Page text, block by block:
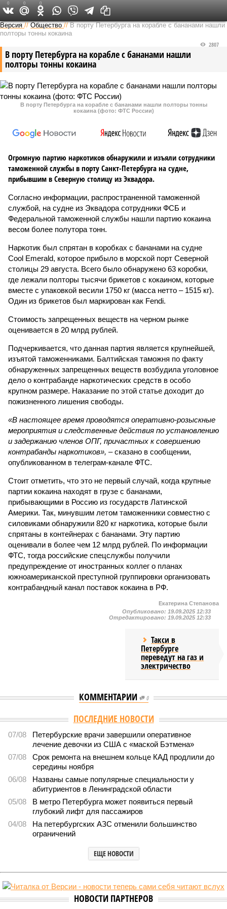
Версия на Неве
Версия //Общество //В порту Петербурга на корабле с бананами нашли
полторы тонны кокаина
В порту Петербурга на корабле с бананами нашли
полторы тонны кокаина
2807
В порту Петербурга на корабле с бананами нашли полторы тонны
кокаина (фото: ФТС России)
Огромную партию наркотиков обнаружили и изъяли сотрудники
таможенной службы в порту Санкт-Петербурга на судне,
прибывшим в Северную столицу из Эквадора.
Согласно информации, распространенной таможенной
службой, на судне из Эквадора сотрудники ФСБ и
Федеральной таможенной службы нашли партию кокаина
весом более полутора тонн.
Наркотик был спрятан в коробках с бананами на судне
Cool Emerald, которое прибыло в морской порт Северной
столицы 29 августа. Всего было обнаружено 63 коробки,
где лежали полторы тысячи брикетов с кокаином, которые
вместе с упаковкой весили 1750 кг (масса нетто – 1515 кг).
Один из брикетов был маркирован как Fendi.
Стоимость запрещенных веществ на черном рынке
оценивается в 20 млрд рублей.
Подчеркивается, что данная партия является крупнейшей,
изъятой таможенниками. Балтийская таможня по факту
обнаруженных запрещенных веществ возбудила уголовное
дело о контрабанде наркотических средств в особо
крупном размере. Наказание по этой статье доходит до
пожизненного лишения свободы.
«В настоящее время проводятся оперативно-розыскные
мероприятия и следственные действия по установлению
и задержанию членов ОПГ, причастных к совершению
контрабанды наркотиков», – сказано в сообщении,
опубликованном в телеграм-канале ФТС.
Стоит отметить, что это не первый случай, когда крупные
партии кокаина находят в грузе с бананами,
прибывающими в Россию из государств Латинской
Америки. Так, минувшим летом таможенники совместно с
силовиками обнаружили 820 кг наркотика, которые были
спрятаны в контейнерах с бананами. Эту партию
оценивали в более чем 12 млрд рублей. По информации
ФТС, тогда российские спецслужбы получили
предупреждение от иностранных коллег о планах
южноамериканской преступной группировки организовать
контрабандный канал поставок кокаина в РФ.
0 0 0
Екатерина Степанова
Опубликовано: 19.09.2025 12:33
Отредактировано: 19.09.2025 12:33
Такси в
Петербурге
переведут на газ и
электричество
КОММЕНТАРИИ 0
Версия //Общество //
Стали известны предварительные итоги
вступительной кампании в петербургские вузы
Стали известны предварительные итоги вступительной
кампании в петербургские вузы
Кто куда
петербургские вузы (фото: pxhere.com)
В текущем году в высшие учебные заведения Петербурга по
специальной квоте для участников СВО и их детей зачислено
свыше 3,4 тысячи студентов, что значительно превышает
прошлогодние показатели.